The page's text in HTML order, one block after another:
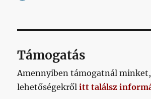
Támogatás
Amennyiben támogatnál
lehetőségekrőlitt találsz